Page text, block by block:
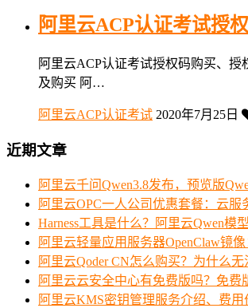
阿里云ACP认证考试授
阿里云ACP认证考试授权码购买、
及购买 阿…
阿里云ACP认证考试 2020年7月25日
近期文章
阿里云千问Qwen3.8发布，预览版
阿里云OPC一人公司优惠套餐：云服
Harness工具是什么？阿里云Qwen模
阿里云轻量应用服务器OpenClaw镜
阿里云Qoder CN怎么购买？为什么无
阿里云云安全中心有免费版吗？免费
阿里云KMS密钥管理服务介绍、费用